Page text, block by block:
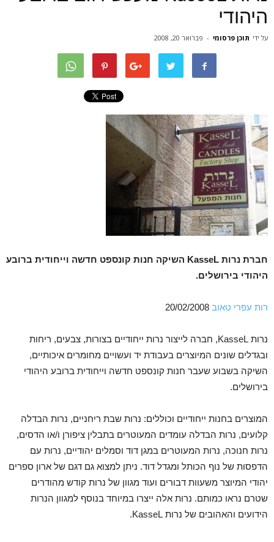
היהודי
על ידי תוכן פרסומי - פברואר 20, 2008
חברת נרות KasseL השיקה חנות קונספט חדשה וייחודית ברובע
היהודי בירושלים.
רות עפרי טאוב
נרות KasseL, חברה לייצור נרות ייחודיים בצורות, צבעים, ריחות
ובגדלים שונים המיוצרים בעבודת יד ועשויים מחומרים איכותיים,
השיקה בשבוע שעבר חנות קונספט חדשה וייחודית ברובע היהודי
בירושלים.
המוצרים בחנות ייחודיים וכוללים: נרות שבת ריחניים, נרות הבדלה
קלועים, נרות הבדלה עומדים המעוטרים בתבלין ציפורן ו/או הדסים,
נרות חנוכה, נרות המעוטרים במגן דוד וסמלים יהודיים, נרות עם
הדפסות של נוף הכותל ומגדל דוד. ניתן למצוא גם דגם של ארון ספרים
יהודי המיוצר משעוות דבורים ועוד מגוון של נרות קודש מהודרים
שטרם נראו כמותם. נרות אלה ייצרו במיוחד בנוסף למגוון הנרות
הידועים והאהובים של נרות KasseL.